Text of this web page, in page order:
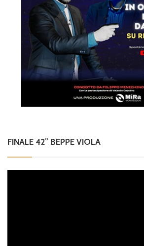
FINALE 42° BEPPE VIOLA